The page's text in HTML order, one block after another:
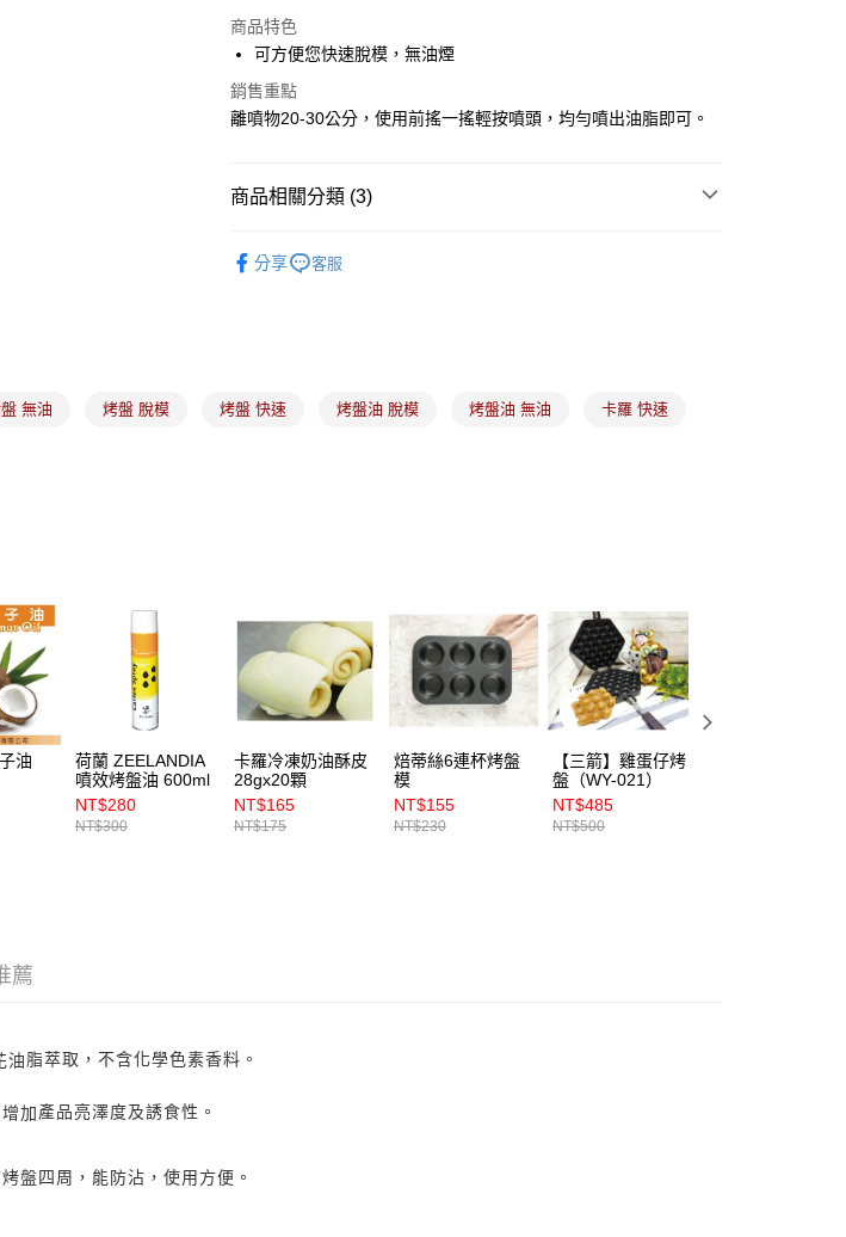
Google Pay
ATM付款
運送方式
每筆NT$100，滿NT$1,500(含以上)免運費
商品特色
可方便您快速脫模，無油煙
銷售重點
離噴物20-30公分，使用前搖一搖輕按噴頭，均勻噴出油脂即可。
商品相關分類 (3)
分享 客服
無油 烤盤 脫模 烤盤 快速 烤盤油 脫模 烤盤油 無油 卡羅 快速
油
荷蘭 ZEELANDIA
噴效烤盤油 600ml
NT$280
NT$300
卡羅冷凍奶油酥皮
28gx20顆
NT$165
NT$175
焙蒂絲6連杯烤盤
模
NT$155
NT$230
【三箭】雞蛋仔烤
盤（WY-021）
NT$485
NT$500
薦
油脂萃取，不含化學色素香料。
加產品亮澤度及誘食性。
盤 四周 ，能防沾，使用方便。